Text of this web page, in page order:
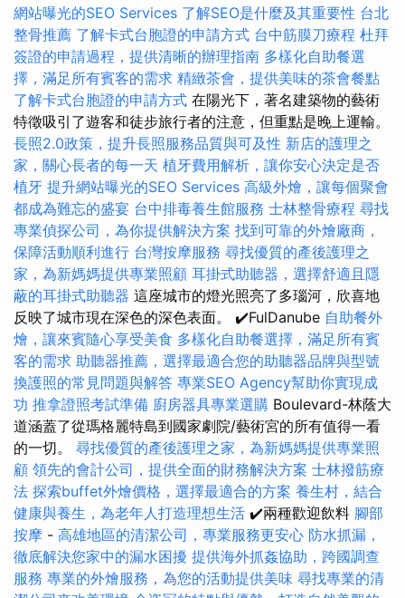
網站曝光的SEO Services 了解SEO是什麼及其重要性 台北
整骨推薦 了解卡式台胞證的申請方式 台中筋膜刀療程 杜拜
簽證的申請過程，提供清晰的辦理指南 多樣化自助餐選
擇，滿足所有賓客的需求 精緻茶會，提供美味的茶會餐點
了解卡式台胞證的申請方式 在陽光下，著名建築物的藝術
特徵吸引了遊客和徒步旅行者的注意，但重點是晚上運輸。
長照2.0政策，提升長照服務品質與可及性 新店的護理之
家，關心長者的每一天 植牙費用解析，讓你安心決定是否
植牙 提升網站曝光的SEO Services 高級外燴，讓每個聚會
都成為難忘的盛宴 台中排毒養生館服務 士林整骨療程 尋找
專業偵探公司，為你提供解決方案 找到可靠的外燴廠商，
保障活動順利進行 台灣按摩服務 尋找優質的產後護理之
家，為新媽媽提供專業照顧 耳掛式助聽器，選擇舒適且隱
蔽的耳掛式助聽器 這座城市的燈光照亮了多瑙河，欣喜地
反映了城市現在深色的深色表面。 ✔️FulDanube 自助餐外
燴，讓來賓隨心享受美食 多樣化自助餐選擇，滿足所有賓
客的需求 助聽器推薦，選擇最適合您的助聽器品牌與型號
換護照的常見問題與解答 專業SEO Agency幫助你實現成
功 推拿證照考試準備 廚房器具專業選購 Boulevard-林蔭大
道涵蓋了從瑪格麗特島到國家劇院/藝術宮的所有值得一看
的一切。 尋找優質的產後護理之家，為新媽媽提供專業照
顧 領先的會計公司，提供全面的財務解決方案 士林撥筋療
法 探索buffet外燴價格，選擇最適合的方案 養生村，結合
健康與養生，為老年人打造理想生活 ✔️兩種歡迎飲料 腳部
按摩 - 高雄地區的清潔公司，專業服務更安心 防水抓漏，
徹底解決您家中的漏水困擾 提供海外抓姦協助，跨國調查
服務 專業的外燴服務，為您的活動提供美味 尋找專業的清